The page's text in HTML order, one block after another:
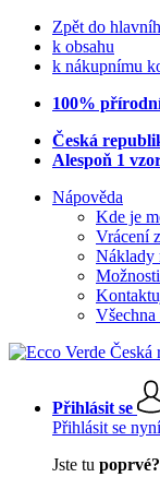
Zpět do
k obsahu
k nákupnímu
100%
Česká
Alespoň 1
Nápověda
Kde je
Vrácení
Náklady
Všechna
Přihlásit se
Přihlásit se nyní
Jste tu poprvé?